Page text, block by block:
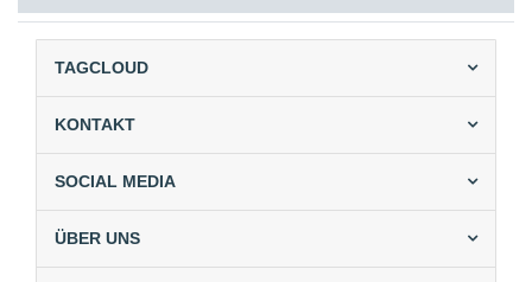
TAGCLOUD
KONTAKT
SOCIAL MEDIA
ÜBER UNS